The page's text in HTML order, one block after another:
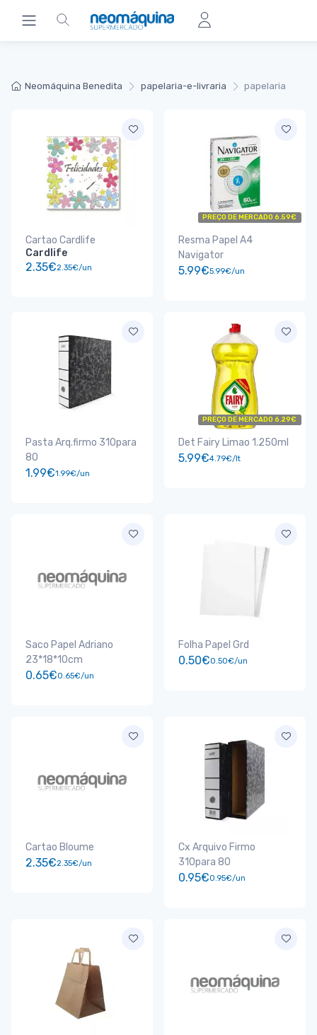
Neomáquina Benedita papelaria-e-livraria papelaria
Cartao Cardlife
Cardlife
2.35€2.35€/un
PREÇO DE MERCADO 6.59€
Resma Papel A4
Navigator
5.99€5.99€/un
Pasta Arq.firmo 310para
80
1.99€1.99€/un
PREÇO DE MERCADO 6.29€
Det Fairy Limao 1.250ml
5.99€4.79€/lt
Saco Papel Adriano
23*18*10cm
0.65€0.65€/un
Folha Papel Grd
0.50€0.50€/un
Cartao Bloume
2.35€2.35€/un
Cx Arquivo Firmo
310para 80
0.95€0.95€/un